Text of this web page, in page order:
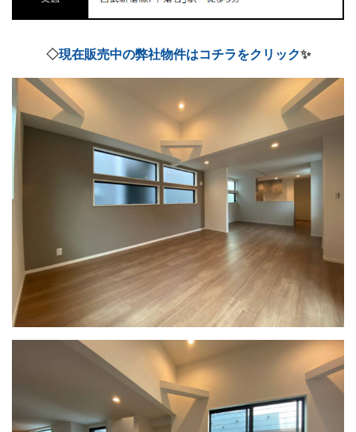
◇現在販売中の弊社物件はコチラをクリック✨